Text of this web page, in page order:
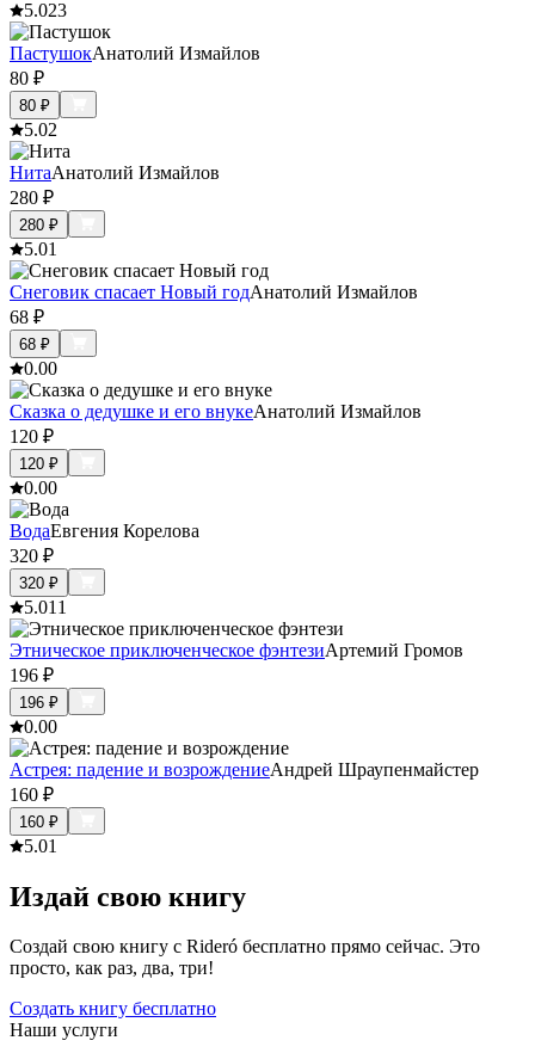
5.023
ПастушокАнатолий Измайлов
80 ₽
80 ₽
5.02
НитаАнатолий Измайлов
280 ₽
280 ₽
5.01
Снеговик спасает Новый годАнатолий Измайлов
68 ₽
68 ₽
0.00
Сказка о дедушке и его внукеАнатолий Измайлов
120 ₽
120 ₽
0.00
ВодаЕвгения Корелова
320 ₽
320 ₽
5.011
Этническое приключенческое фэнтезиАртемий Громов
196 ₽
196 ₽
0.00
Астрея: падение и возрождениеАндрей Шраупенмайстер
160 ₽
160 ₽
5.01
Издай свою книгу
Создай свою книгу с Rideró бесплатно прямо сейчас. Это
просто, как раз, два, три!
Создать книгу бесплатно
Наши услуги